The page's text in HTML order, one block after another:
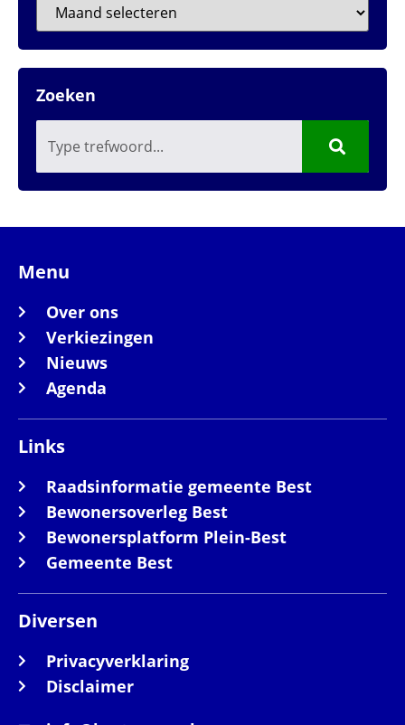
Zoeken
Menu
Over ons
Verkiezingen
Nieuws
Agenda
Links
Raadsinformatie gemeente Best
Bewonersoverleg Best
Bewonersplatform Plein-Best
Gemeente Best
Diversen
Privacyverklaring
Disclaimer